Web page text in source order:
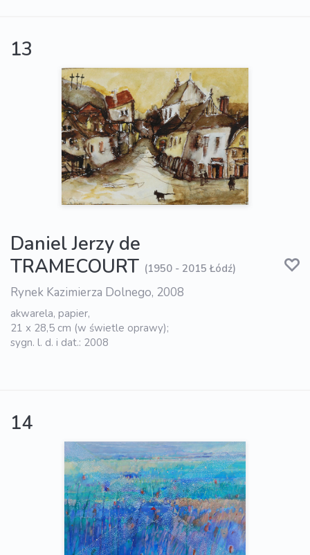
13
Daniel Jerzy de
TRAMECOURT (1950 - 2015 Łódź)
Rynek Kazimierza Dolnego, 2008
akwarela, papier,
21 x 28,5 cm (w świetle oprawy);
sygn. l. d. i dat.: 2008
14